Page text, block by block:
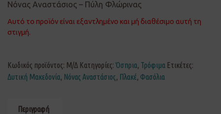
Νόνας Αναστάσιος – Πύλη Φλώρινας
Αυτό το προϊόν είναι εξαντλημένο και μή διαθέσιμο αυτή τη
στιγμή.
Κωδικός προϊόντος: Μ/Δ Κατηγορίες: Όσπρια Τρόφιμα Ετικέτες:
Δυτική Μακεδονία Νόνας Αναστάσιος Πλακέ Φασόλια
Περιγραφή